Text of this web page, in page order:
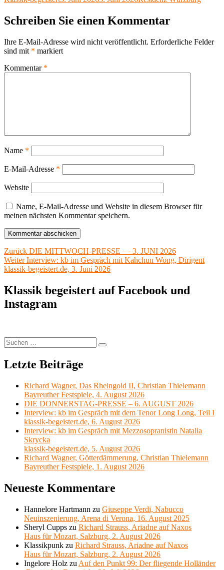
X
Schreiben Sie einen Kommentar
Ihre E-Mail-Adresse wird nicht veröffentlicht. Erforderliche Felder
sind mit * markiert
Kommentar *
Name *
E-Mail-Adresse *
Website
Name, E-Mail-Adresse und Website in diesem Browser für
meinen nächsten Kommentar speichern.
Beitragsnavigation
Zurück Vorheriger
Beitrag:
DIE MITTWOCH-PRESSE — 3. JUNI 2026
Weiter Nächster
Beitrag:
Interview: kb im Gespräch mit Kahchun Wong, Dirigent
klassik-begeistert.de, 3. Juni 2026
Klassik begeistert auf Facebook und
Instagram
Suchen
nach:
Suchen
Letzte Beiträge
Richard Wagner, Das Rheingold II, Christian Thielemann
Bayreuther Festspiele, 4. August 2026
DIE DONNERSTAG-PRESSE – 6. AUGUST 2026
Interview: kb im Gespräch mit dem Tenor Long Long, Teil I
klassik-begeistert.de, 6. August 2026
Interview: kb im Gespräch mit Mezzosopranistin Natalia
Skrycka
klassik-begeistert.de, 5. August 2026
Richard Wagner, Götterdämmerung, Christian Thielemann
Bayreuther Festspiele, 1. August 2026
Neueste Kommentare
Hannelore Hartmann zu Giuseppe Verdi, Nabucco
Neuinszenierung, Arena di Verona, 16. August 2025
Sheryl Cupps zu Richard Strauss, Ariadne auf Naxos
Haus für Mozart, Salzburg, 2. August 2026
Klassikpunk zu Richard Strauss, Ariadne auf Naxos
Haus für Mozart, Salzburg, 2. August 2026
Ingelore Holz zu Auf den Punkt 99: Der fliegende Holländer